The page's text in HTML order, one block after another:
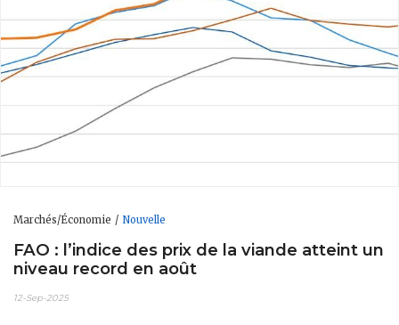
Marchés/Économie Nouvelle
FAO : l’indice des prix de la viande atteint un
niveau record en août
12-Sep-2025